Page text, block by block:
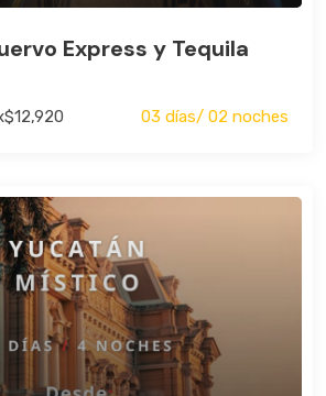
Express y Tequila
03 días/ 02 noches